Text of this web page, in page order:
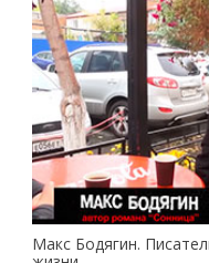
Макс Бодягин.